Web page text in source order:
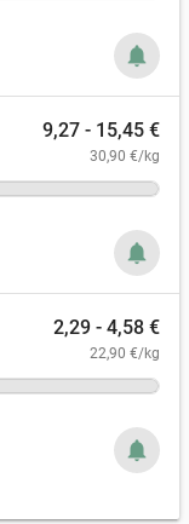
notifications
9,27 - 15,45 €
30,90 €/kg
notifications
2,29 - 4,58 €
22,90 €/kg
notifications